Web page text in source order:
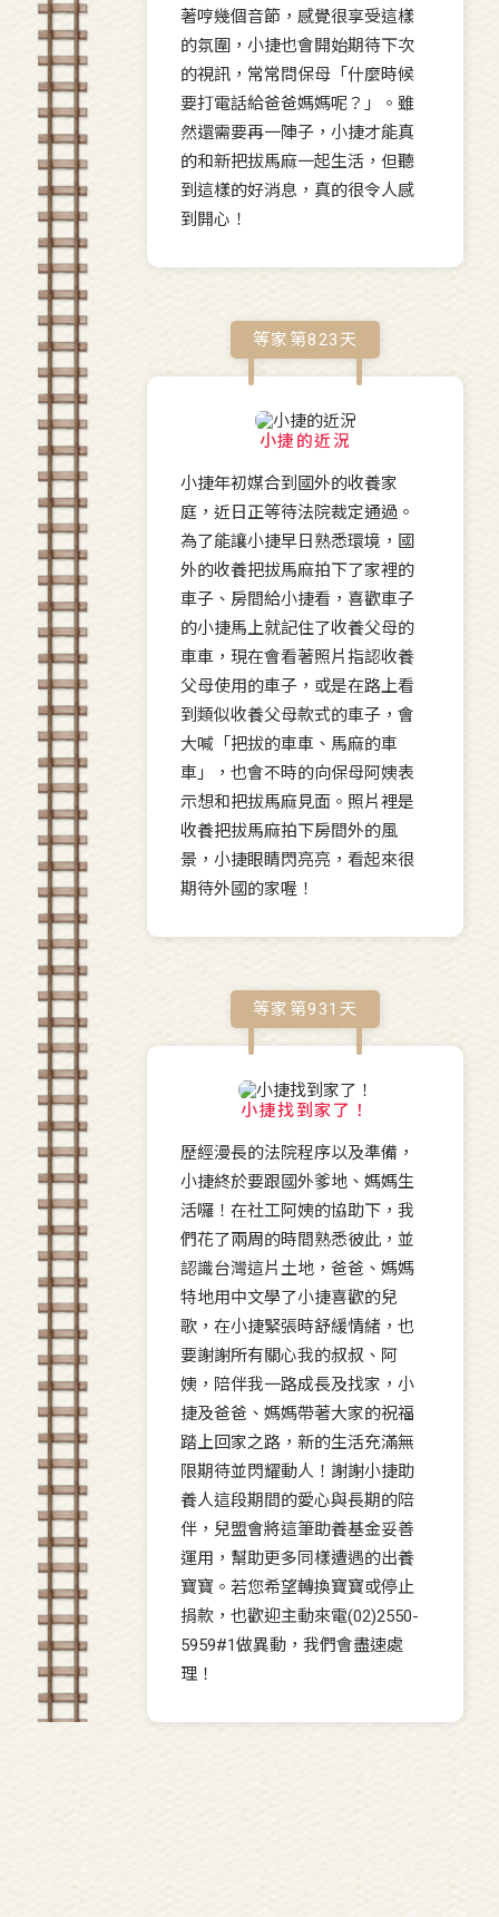
著哼幾個音節，感覺很享受這樣
的氛圍，小捷也會開始期待下次
的視訊，常常問保母「什麼時候
要打電話給爸爸媽媽呢？」。雖
然還需要再一陣子，小捷才能真
的和新把拔馬麻一起生活，但聽
到這樣的好消息，真的很令人感
到開心！
等家第823 天
小捷的近況
小捷年初媒合到國外的收養家
庭，近日正等待法院裁定通過。
為了能讓小捷早日熟悉環境，國
外的收養把拔馬麻拍下了家裡的
車子、房間給小捷看，喜歡車子
的小捷馬上就記住了收養父母的
車車，現在會看著照片指認收養
父母使用的車子，或是在路上看
到類似收養父母款式的車子，會
大喊「把拔的車車、馬麻的車
車」，也會不時的向保母阿姨表
示想和把拔馬麻見面。照片裡是
收養把拔馬麻拍下房間外的風
景，小捷眼睛閃亮亮，看起來很
期待外國的家喔！
等家第931 天
小捷找到家了！
歷經漫長的法院程序以及準備，
小捷終於要跟國外爹地、媽媽生
活囉！在社工阿姨的協助下，我
們花了兩周的時間熟悉彼此，並
認識台灣這片土地，爸爸、媽媽
特地用中文學了小捷喜歡的兒
歌，在小捷緊張時舒緩情緒，也
要謝謝所有關心我的叔叔、阿
姨，陪伴我一路成長及找家，小
捷及爸爸、媽媽帶著大家的祝福
踏上回家之路，新的生活充滿無
限期待並閃耀動人！謝謝小捷助
養人這段期間的愛心與長期的陪
伴，兒盟會將這筆助養基金妥善
運用，幫助更多同樣遭遇的出養
寶寶。若您希望轉換寶寶或停止
捐款，也歡迎主動來電(02)2550-
5959#1做異動，我們會盡速處
理！